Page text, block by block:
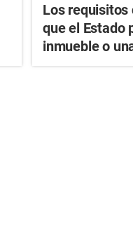
Los requisitos
que el Estado
inmueble o